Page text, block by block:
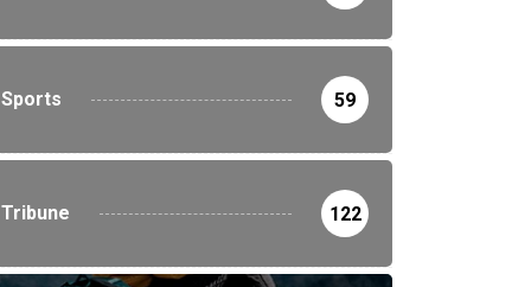
Sports 59
Tribune 122